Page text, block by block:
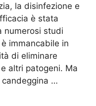
la disinfezione e
è stata
numerosi studi
immancabile in
di eliminare
altri patogeni. Ma
candeggina …